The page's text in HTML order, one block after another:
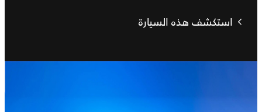
استكشف هذه السيارة